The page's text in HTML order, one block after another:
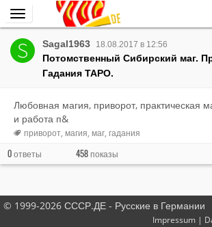
Переключить
навигацию
Темы с тегамимаг
Sagal1963 18.08.2017 в 12:56
Потомственный Сибирский маг.
Гадания ТАРО.
Любовная магия, приворот, практическая
и работа п&
приворот магия маг гадания
0ответы 458показы
© 1999-2026 СССР.ДЕ - Русские в Германии
Impressum |